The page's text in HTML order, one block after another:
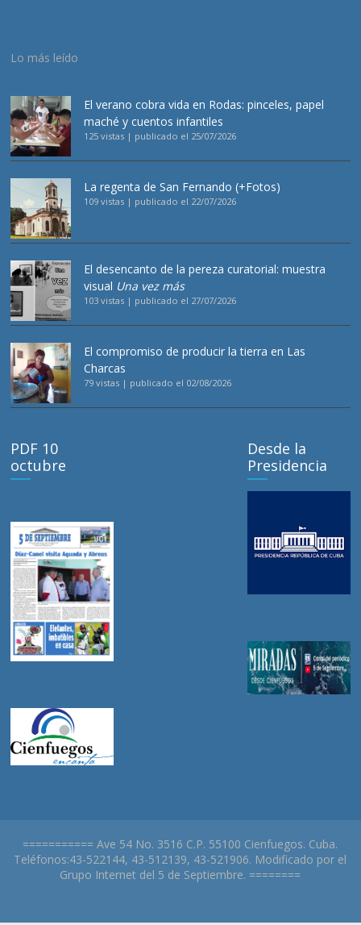
Lo más leído
El verano cobra vida en Rodas: pinceles, papel
maché y cuentos infantiles
125 vistas | publicado el 25/07/2026
La regenta de San Fernando (+Fotos)
109 vistas | publicado el 22/07/2026
El desencanto de la pereza curatorial: muestra
visual Una vez más
103 vistas | publicado el 27/07/2026
El compromiso de producir la tierra en Las
Charcas
79 vistas | publicado el 02/08/2026
PDF 10
octubre
Desde la
Presidencia
=========== Ave 54 No. 3516 C.P. 55100 Cienfuegos. Cuba.
Teléfonos:43-522144, 43-512139, 43-521906. Modificado por el
Grupo Internet del 5 de Septiembre. ========